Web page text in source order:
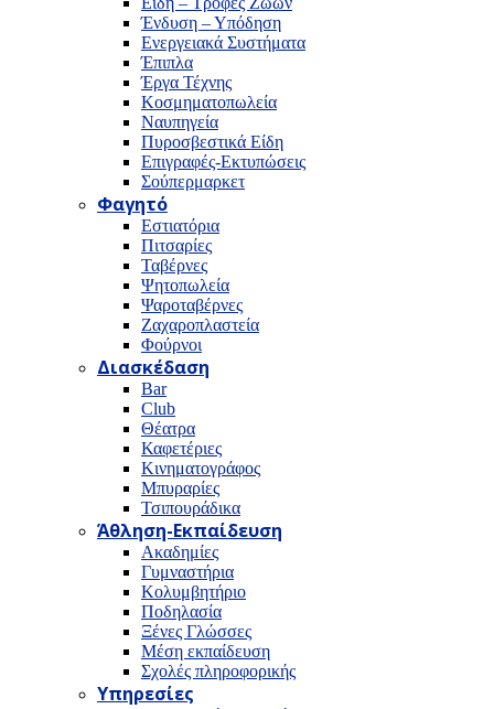
Ένδυση – Υπόδηση
Ενεργειακά Συστήματα
Έπιπλα
Έργα Τέχνης
Κοσμηματοπωλεία
Ναυπηγεία
Πυροσβεστικά Είδη
Επιγραφές-Εκτυπώσεις
Σούπερμαρκετ
Φαγητό
Εστιατόρια
Πιτσαρίες
Ταβέρνες
Ψητοπωλεία
Ψαροταβέρνες
Ζαχαροπλαστεία
Φούρνοι
Διασκέδαση
Bar
Club
Θέατρα
Καφετέριες
Κινηματογράφος
Μπυραρίες
Τσιπουράδικα
Άθληση-Εκπαίδευση
Ακαδημίες
Γυμναστήρια
Κολυμβητήριο
Ποδηλασία
Ξένες Γλώσσες
Μέση εκπαίδευση
Σχολές πληροφορικής
Υπηρεσίες